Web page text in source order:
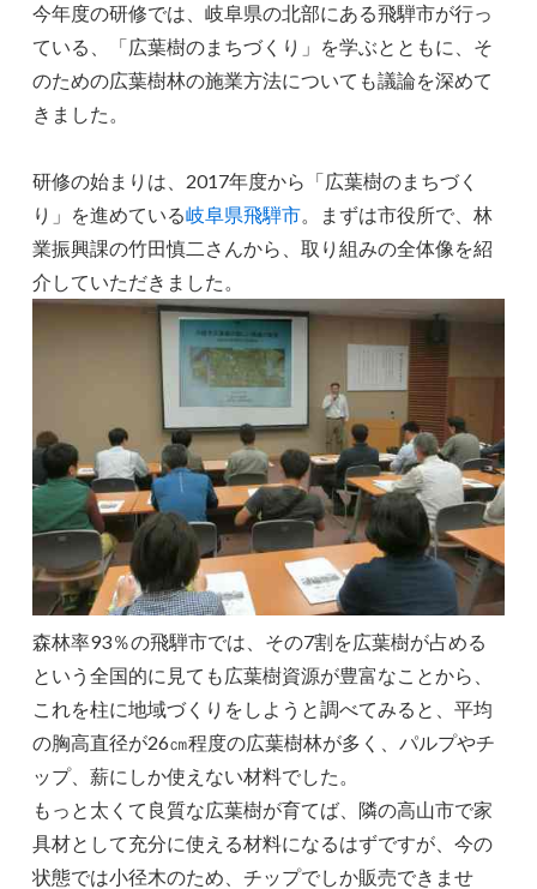
今年度の研修では、岐阜県の北部にある飛騨市が行っ
ている、「広葉樹のまちづくり」を学ぶとともに、そ
のための広葉樹林の施業方法についても議論を深めて
きました。
研修の始まりは、2017年度から「広葉樹のまちづく
り」を進めている岐阜県飛騨市。まずは市役所で、林
業振興課の竹田慎二さんから、取り組みの全体像を紹
介していただきました。
森林率93％の飛騨市では、その7割を広葉樹が占める
という全国的に見ても広葉樹資源が豊富なことから、
これを柱に地域づくりをしようと調べてみると、平均
の胸高直径が26㎝程度の広葉樹林が多く、パルプやチ
ップ、薪にしか使えない材料でした。
もっと太くて良質な広葉樹が育てば、隣の高山市で家
具材として充分に使える材料になるはずですが、今の
状態では小径木のため、チップでしか販売できませ